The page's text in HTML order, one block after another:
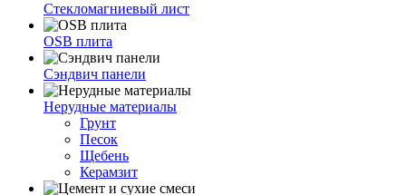
Стекломагниевый лист
OSB плита
Сэндвич панели
Нерудные материалы
Грунт
Песок
Щебень
Керамзит